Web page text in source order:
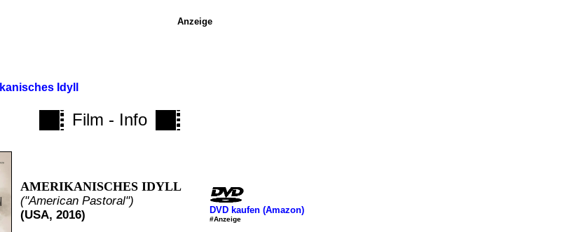
Idyll
Film - Info
AMERIKANISCHES IDYLL
("American Pastoral")
(USA, 2016)
DVD kaufen (Amazon)
#Anzeige
Anzeige